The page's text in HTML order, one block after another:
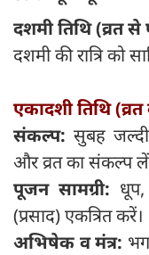
दशमी तिथि (व्रत
दशमी की रात्रि को
एकादशी तिथि
संकल्प: सुबह
और व्रत का संकल्प
पूजन सामग्री:
(प्रसाद) एकत्रित करें।
अभिषेक व मंत्र: